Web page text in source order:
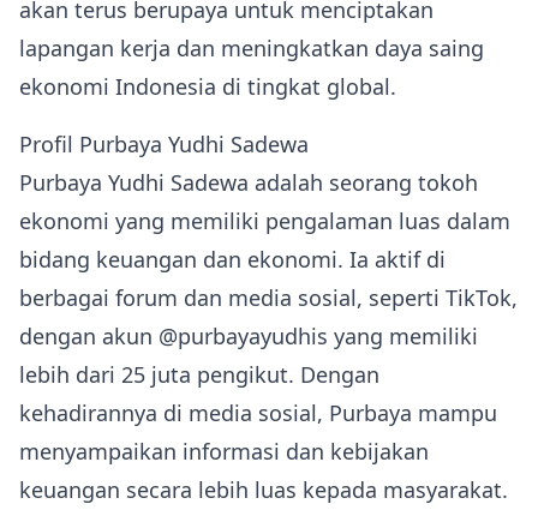
akan terus berupaya untuk menciptakan
lapangan kerja dan meningkatkan daya saing
ekonomi Indonesia di tingkat global.
Profil Purbaya Yudhi Sadewa
Purbaya Yudhi Sadewa adalah seorang tokoh
ekonomi yang memiliki pengalaman luas dalam
bidang keuangan dan ekonomi. Ia aktif di
berbagai forum dan media sosial, seperti TikTok,
dengan akun @purbayayudhis yang memiliki
lebih dari 25 juta pengikut. Dengan
kehadirannya di media sosial, Purbaya mampu
menyampaikan informasi dan kebijakan
keuangan secara lebih luas kepada masyarakat.